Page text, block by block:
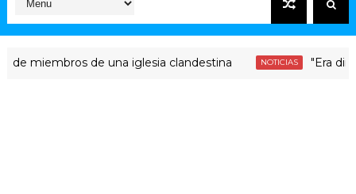
de una iglesia clandestina NOTICIAS "Era dinero